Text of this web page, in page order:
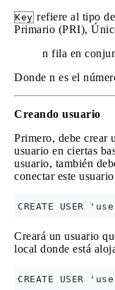
Key refiere al tipo
Primario (PRI),
n fila en
Donde n es el
Creando usuario
Primero, debe crear
usuario en ciertas
usuario, también
conectar este
Creará un usuario
local donde está